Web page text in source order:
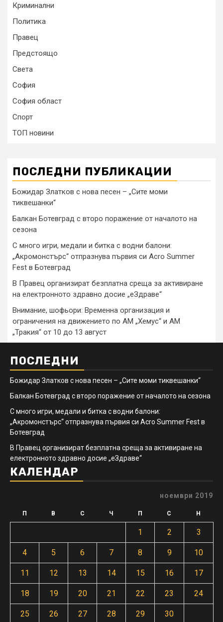
Криминални
Политика
Правец
Предстоящо
Света
София
София област
Спорт
ТОП новини
ПОСЛЕДНИ ПУБЛИКАЦИИ
Божидар Златков с нова песен – „Сите моми
тиквешанки“
Балкан Ботевград с второ поражение от началото на
сезона
С много игри, медали и битка с водни балони:
„Акромонстърс“ отпразнува първия си Acro Summer
Fest в Ботевград
В Правец организират безплатна среща за активиране
на електронното здравно досие „еЗдраве“
Внимание, шофьори: Временна организация и
ограничения на движението по АМ „Хемус“ и АМ
„Тракия“ от 10 до 13 август
ПОСЛЕДНИ
Божидар Златков с нова песен – „Сите моми тиквешанки“
Балкан Ботевград с второ поражение от началото на сезона
С много игри, медали и битка с водни балони:
„Акромонстърс“ отпразнува първия си Acro Summer Fest в
Ботевград
В Правец организират безплатна среща за активиране на
електронното здравно досие „еЗдраве“
КАЛЕНДАР
ноември 2019
П В С Ч П С Н
1 2 3
4 5 6 7 8 9 10
11 12 13 14 15 16 17
18 19 20 21 22 23 24
25 26 27 28 29 30